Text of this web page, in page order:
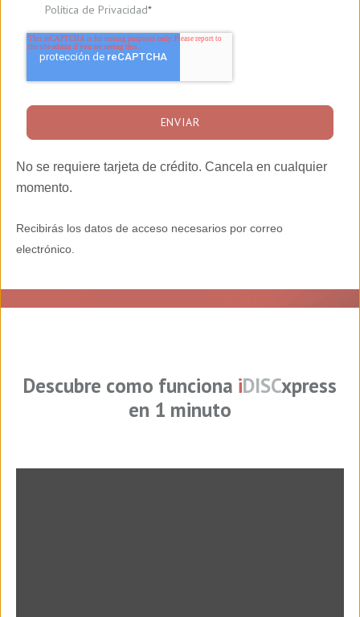
Política de Privacidad*
No se requiere tarjeta de crédito. Cancela en cualquier
momento.
Recibirás los datos de acceso necesarios por correo
electrónico.
Descubre como funciona iDISCxpress
en 1 minuto